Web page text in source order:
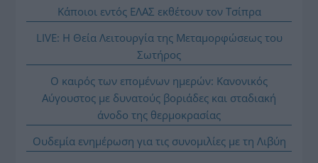
Κάποιοι εντός ΕΛΑΣ εκθέτουν τον Τσίπρα
LIVE: Η Θεία Λειτουργία της Μεταμορφώσεως του
Σωτήρος
Ο καιρός των επομένων ημερών: Κανονικός
Αύγουστος με δυνατούς βοριάδες και σταδιακή
άνοδο της θερμοκρασίας
Ουδεμία ενημέρωση για τις συνομιλίες με τη Λιβύη